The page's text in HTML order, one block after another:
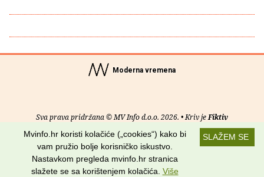
Moderna vremena
Sva prava pridržana © MV Info d.o.o. 2026. • Kriv jeFiktiv
Uvjeti korištenja RSS kanali
Potraži nas na:
SLAŽEM SE
Mvinfo.hr koristi kolačiće („cookies“) kako bi
vam pružio bolje korisničko iskustvo.
Nastavkom pregleda mvinfo.hr stranica
slažete se sa korištenjem kolačića. Više